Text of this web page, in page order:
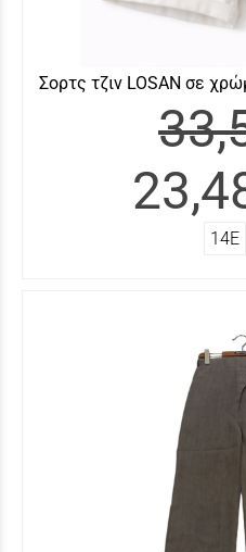
Σορτς τζιν LOSAN σε
14Ε